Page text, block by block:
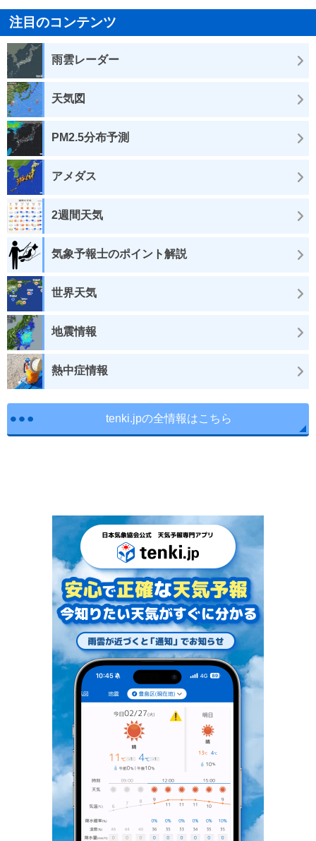
注目のコンテンツ
雨雲レーダー
天気図
PM2.5分布予測
アメダス
2週間天気
気象予報士のポイント解説
世界天気
地震情報
熱中症情報
tenki.jpの全情報はこちら